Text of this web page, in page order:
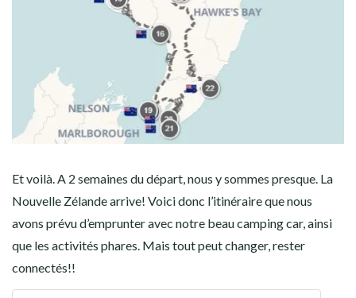
Et voilà. A 2 semaines du départ, nous y sommes presque. La
Nouvelle Zélande arrive! Voici donc l’itinéraire que nous
avons prévu d’emprunter avec notre beau camping car, ainsi
que les activités phares. Mais tout peut changer, rester
connectés!!